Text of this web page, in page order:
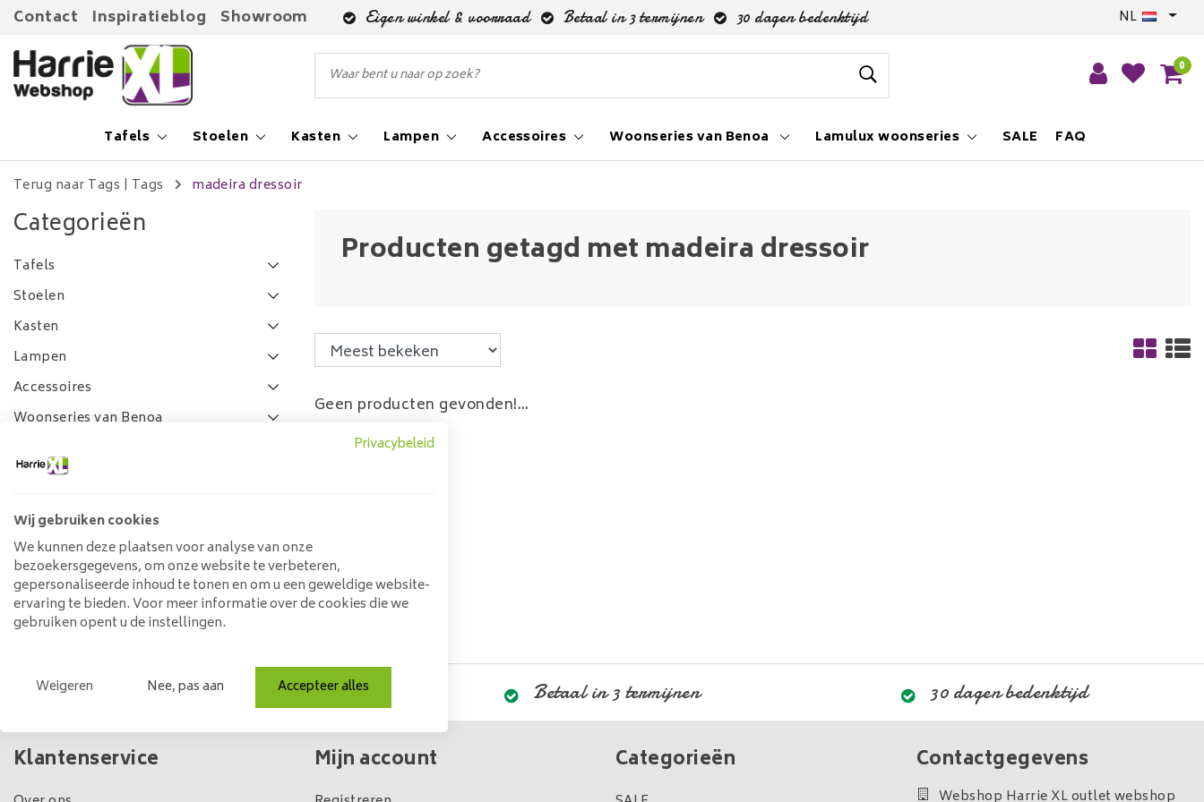
Contact Inspiratieblog Showroom Eigen winkel & voorraad Betaal in 3 termijnen 30 dagen bedenktijd NL
0
Tafels Stoelen Kasten Lampen Accessoires Woonseries van Benoa Lamulux woonseries SALE FAQ
Terug naar Tags | Tags madeira dressoir
Categorieën
Tafels
Stoelen
Kasten
Lampen
Accessoires
Woonseries van Benoa
FAQ
Prijs
Min: €0 Max: €5
Producten getagd met madeira dressoir
Geen producten gevonden!...
Eigen winkel & voorraad Betaal in 3 termijnen 30 dagen bedenktijd
Klantenservice Mijn account Categorieën Contactgegevens
Webshop Harrie XL outlet webshop
Privacybeleid
Wij gebruiken cookies
We kunnen deze plaatsen voor analyse van onze
bezoekersgegevens, om onze website te verbeteren,
gepersonaliseerde inhoud te tonen en om u een geweldige website-
ervaring te bieden. Voor meer informatie over de cookies die we
gebruiken opent u de instellingen.
Weigeren Nee, pas aan Accepteer alles